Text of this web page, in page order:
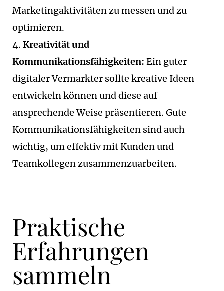
Marketingaktivitäten zu messen und zu
optimieren.
Kreativität und
Kommunikationsfähigkeiten: Ein guter
digitaler Vermarkter sollte kreative Ideen
entwickeln können und diese auf
ansprechende Weise präsentieren. Gute
Kommunikationsfähigkeiten sind auch
wichtig, um effektiv mit Kunden und
Teamkollegen zusammenzuarbeiten.
Praktische
Erfahrungen
sammeln